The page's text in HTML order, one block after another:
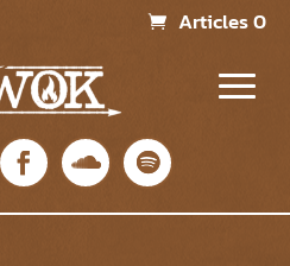
Articles 0